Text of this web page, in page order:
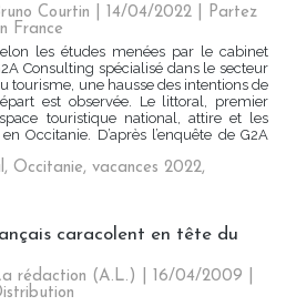
Courtin | 14/04/2022
Partez
France
les études menées par le cabinet
Consulting spécialisé dans le secteur
tourisme, une hausse des intentions de
est observée. Le littoral, premier
touristique national, attire et les
Occitanie. D’après l’enquête de G2A
, Occitanie, vacances 2022,
caracolent en tête du
rédaction (A.L.) | 16/04/2009